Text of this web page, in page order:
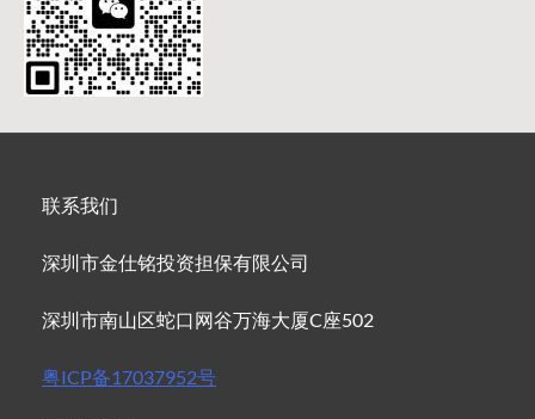
联系我们
深圳市金仕铭投资担保有限公司
深圳市南山区蛇口网谷万海大厦C座502
粤ICP备17037952号